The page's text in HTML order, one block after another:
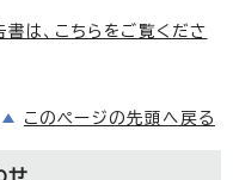
は、こちらをご覧くださ
このページの先頭へ戻る